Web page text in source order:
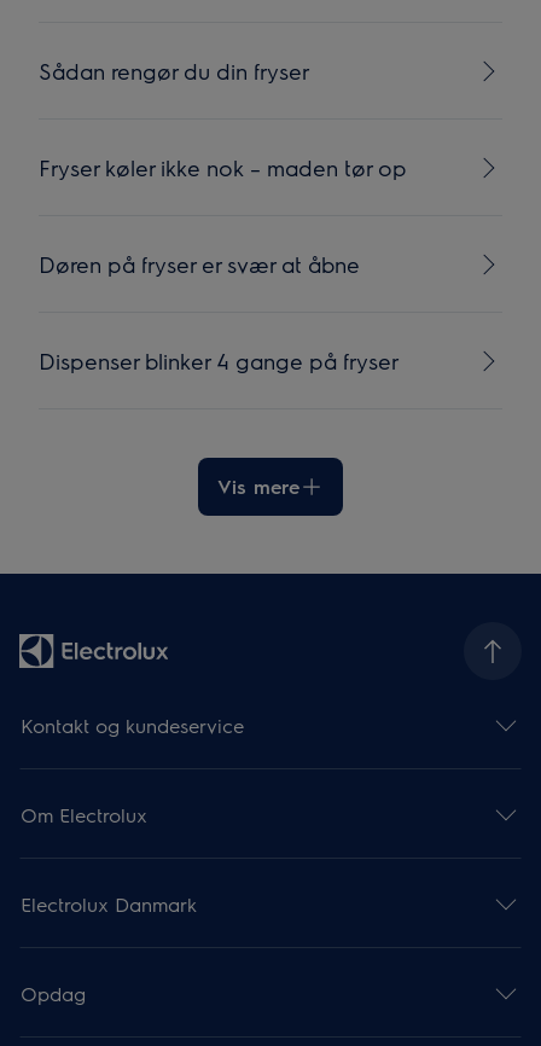
Sådan rengør du din fryser
Fryser køler ikke nok – maden tør op
Døren på fryser er svær at åbne
Dispenser blinker 4 gange på fryser
Vis mere
Kontakt og kundeservice
Om Electrolux
Electrolux Danmark
Opdag